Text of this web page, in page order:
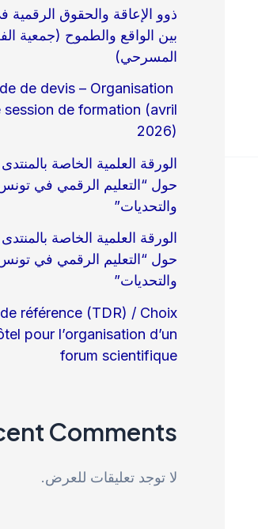
ذوو الإعاقة والحقوق
بين الواقع والطموح (جمعية
المسرحي)
de devis – Organisation
session de formation (avril
2026)
الورقة العلمية الخاصة
حول “التعليم الرقمي في
والتحديات”
الورقة العلمية الخاصة
حول “التعليم الرقمي في
والتحديات”
référence (TDR) / Choix
pour l’organisation d’un
forum scientifique
Comments
لا توجد تعليقات للعرض.